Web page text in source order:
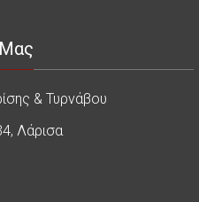
& Τυρνάβου
Λάρισα